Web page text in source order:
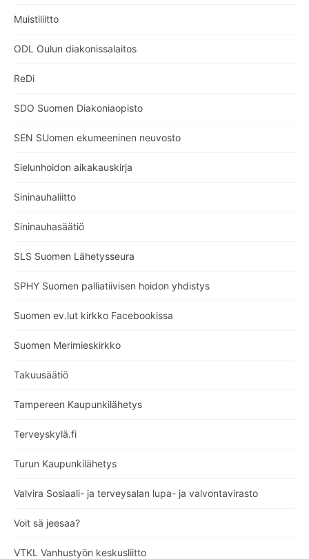
Muistiliitto
ODL Oulun diakonissalaitos
ReDi
SDO Suomen Diakoniaopisto
SEN SUomen ekumeeninen neuvosto
Sielunhoidon aikakauskirja
Sininauhaliitto
Sininauhasäätiö
SLS Suomen Lähetysseura
SPHY Suomen palliatiivisen hoidon yhdistys
Suomen ev.lut kirkko Facebookissa
Suomen Merimieskirkko
Takuusäätiö
Tampereen Kaupunkilähetys
Terveyskylä.fi
Turun Kaupunkilähetys
Valvira Sosiaali- ja terveysalan lupa- ja valvontavirasto
Voit sä jeesaa?
VTKL Vanhustyön keskusliitto